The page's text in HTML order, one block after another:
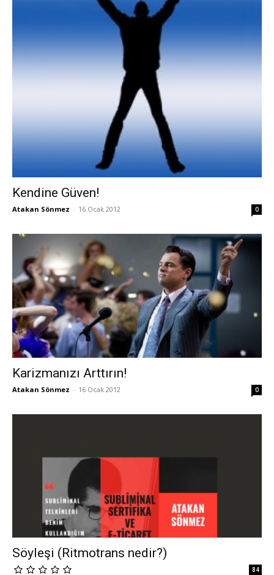
Kendine Güven!
Atakan Sönmez - 16 Ocak 2012 0
Karizmanızı Arttırın!
Atakan Sönmez - 16 Ocak 2012 0
Söyleşi (Ritmotrans nedir?)
84